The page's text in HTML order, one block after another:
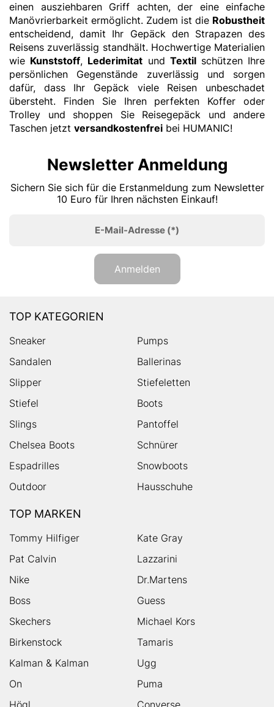
einen ausziehbaren Griff achten, der eine einfache
Manövrierbarkeit ermöglicht. Zudem ist die Robustheit
entscheidend, damit Ihr Gepäck den Strapazen des
Reisens zuverlässig standhält. Hochwertige Materialien
wie Kunststoff, Lederimitat und Textilschützen Ihre
persönlichen Gegenstände zuverlässig und sorgen
dafür, dass Ihr Gepäck viele Reisen unbeschadet
übersteht. Finden Sie Ihren perfekten Koffer oder
Trolley und shoppen Sie Reisegepäck und andere
Taschen jetzt versandkostenfrei bei HUMANIC!
Newsletter Anmeldung
Sichern Sie sich für die Erstanmeldung zum Newsletter
10 Euro für Ihren nächsten Einkauf!
E-Mail-Adresse (*)
Anmelden
TOP KATEGORIEN
Sneaker
Pumps
Sandalen
Ballerinas
Slipper
Stiefeletten
Stiefel
Boots
Slings
Pantoffel
Chelsea Boots
Schnürer
Espadrilles
Snowboots
Outdoor
Hausschuhe
TOP MARKEN
Tommy Hilfiger
Kate Gray
Pat Calvin
Lazzarini
Nike
Dr.Martens
Boss
Guess
Skechers
Michael Kors
Birkenstock
Tamaris
Kalman & Kalman
Ugg
On
Puma
Högl
Converse